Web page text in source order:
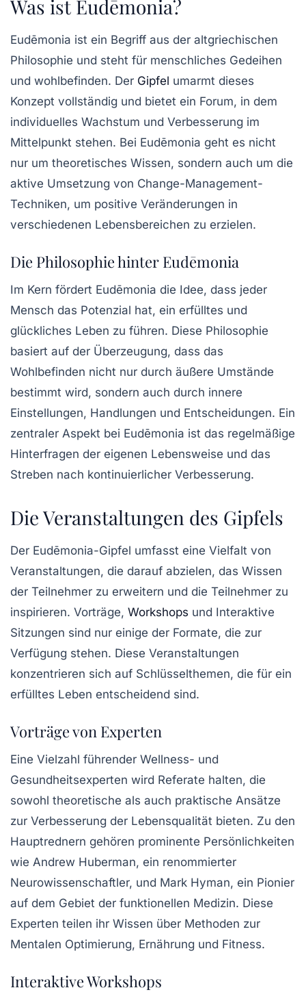
Was ist Eudēmonia?
Eudēmonia ist ein Begriff aus der altgriechischen
Philosophie und steht für menschliches Gedeihen
und wohlbefinden. Der Gipfel umarmt dieses
Konzept vollständig und bietet ein Forum, in dem
individuelles Wachstum und Verbesserung im
Mittelpunkt stehen. Bei Eudēmonia geht es nicht
nur um theoretisches Wissen, sondern auch um die
aktive Umsetzung von Change-Management-
Techniken, um positive Veränderungen in
verschiedenen Lebensbereichen zu erzielen.
Die Philosophie hinter Eudēmonia
Im Kern fördert Eudēmonia die Idee, dass jeder
Mensch das Potenzial hat, ein erfülltes und
glückliches Leben zu führen. Diese Philosophie
basiert auf der Überzeugung, dass das
Wohlbefinden nicht nur durch äußere Umstände
bestimmt wird, sondern auch durch innere
Einstellungen, Handlungen und Entscheidungen. Ein
zentraler Aspekt bei Eudēmonia ist das regelmäßige
Hinterfragen der eigenen Lebensweise und das
Streben nach kontinuierlicher Verbesserung.
Die Veranstaltungen des Gipfels
Der Eudēmonia-Gipfel umfasst eine Vielfalt von
Veranstaltungen, die darauf abzielen, das Wissen
der Teilnehmer zu erweitern und die Teilnehmer zu
inspirieren. Vorträge, Workshops und Interaktive
Sitzungen sind nur einige der Formate, die zur
Verfügung stehen. Diese Veranstaltungen
konzentrieren sich auf Schlüsselthemen, die für ein
erfülltes Leben entscheidend sind.
Vorträge von Experten
Eine Vielzahl führender Wellness- und
Gesundheitsexperten wird Referate halten, die
sowohl theoretische als auch praktische Ansätze
zur Verbesserung der Lebensqualität bieten. Zu den
Hauptrednern gehören prominente Persönlichkeiten
wie Andrew Huberman, ein renommierter
Neurowissenschaftler, und Mark Hyman, ein Pionier
auf dem Gebiet der funktionellen Medizin. Diese
Experten teilen ihr Wissen über Methoden zur
Mentalen Optimierung, Ernährung und Fitness.
Interaktive Workshops